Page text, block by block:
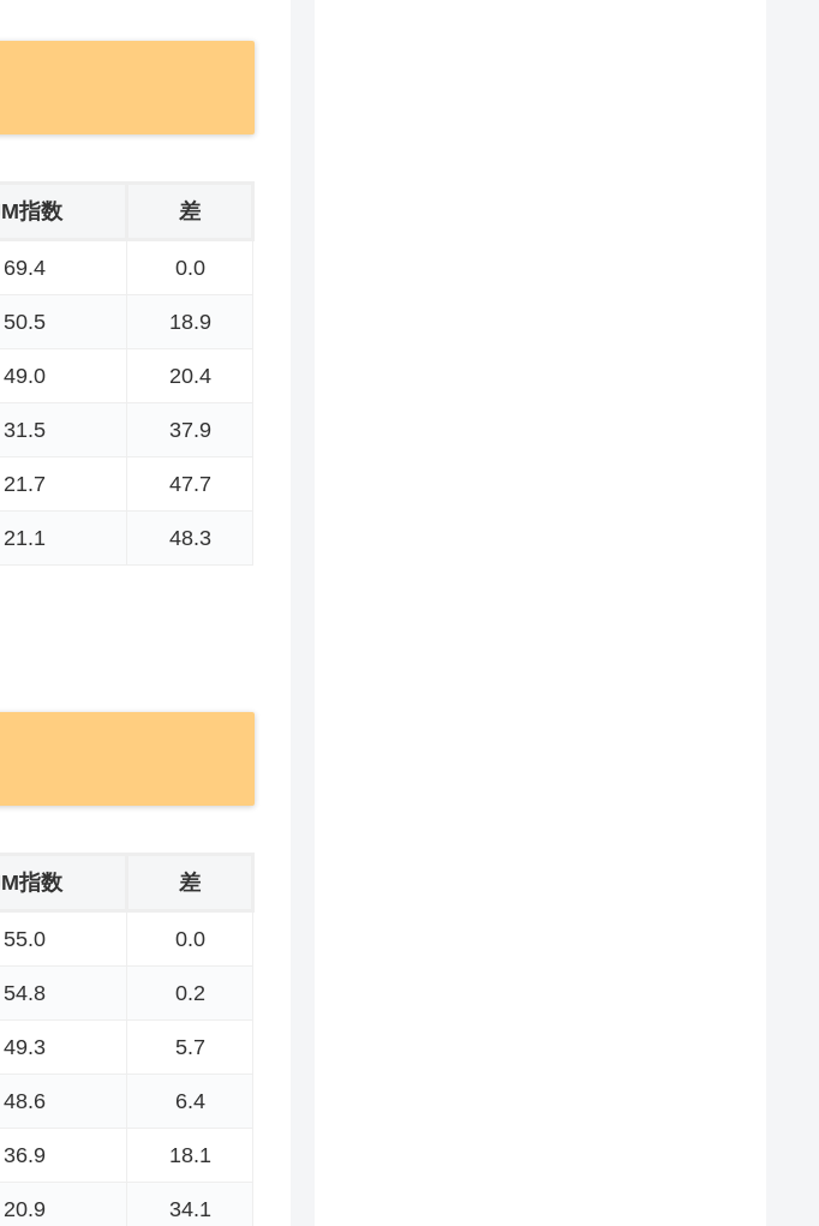
指数 差
69.4 0.0
50.5 18.9
49.0 20.4
31.5 37.9
21.7 47.7
21.1 48.3
指数 差
55.0 0.0
54.8 0.2
49.3 5.7
48.6 6.4
36.9 18.1
20.9 34.1